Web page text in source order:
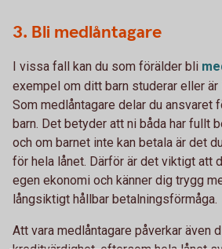
3. Bli medlåntagare
I vissa fall kan du som förälder bli
exempel om ditt barn studerar eller är
Som medlåntagare delar du ansvaret
barn. Det betyder att ni båda har fullt
och om barnet inte kan betala är det
för hela lånet. Därför är det viktigt att
egen ekonomi och känner dig trygg
långsiktigt hållbar betalningsförmåga.
Att vara medlåntagare påverkar även